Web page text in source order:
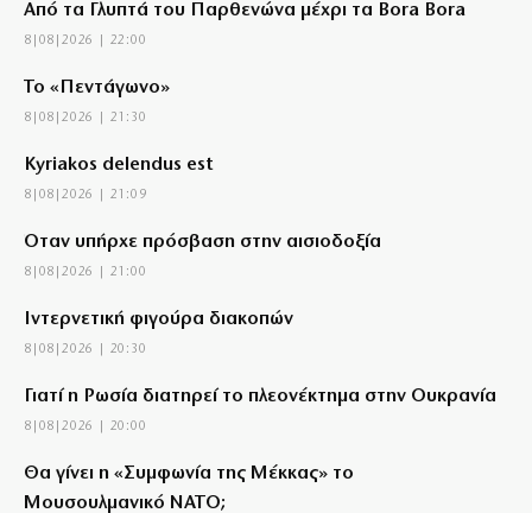
Από τα Γλυπτά του Παρθενώνα μέχρι τα Bora Bora
8|08|2026 | 22:00
Το «Πεντάγωνο»
8|08|2026 | 21:30
Kyriakos delendus est
8|08|2026 | 21:09
Όταν υπήρχε πρόσβαση στην αισιοδοξία
8|08|2026 | 21:00
Ιντερνετική φιγούρα διακοπών
8|08|2026 | 20:30
Γιατί η Ρωσία διατηρεί το πλεονέκτημα στην Ουκρανία
8|08|2026 | 20:00
Θα γίνει η «Συμφωνία της Μέκκας» το
Μουσουλμανικό ΝΑΤΟ;